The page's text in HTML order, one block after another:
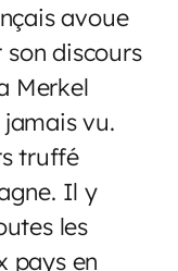
avoue
discours
Merkel
vu.
truffé
Il y
les
pays en